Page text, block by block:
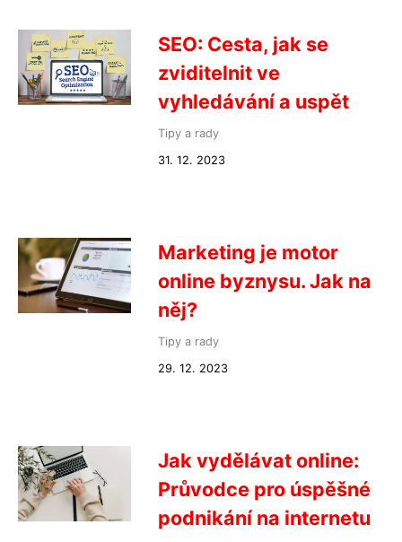
SEO: Cesta, jak se
zviditelnit ve
vyhledávání a uspět
Tipy a rady
31. 12. 2023
Marketing je motor
online byznysu. Jak na
něj?
Tipy a rady
29. 12. 2023
Jak vydělávat online:
Průvodce pro úspěšné
podnikání na internetu